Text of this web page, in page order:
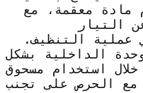
مادة معقمة، مع
التيار
عملية التنظيف.
الداخلية بشكل
استخدام مسحوق
مع الحرص على تجنب